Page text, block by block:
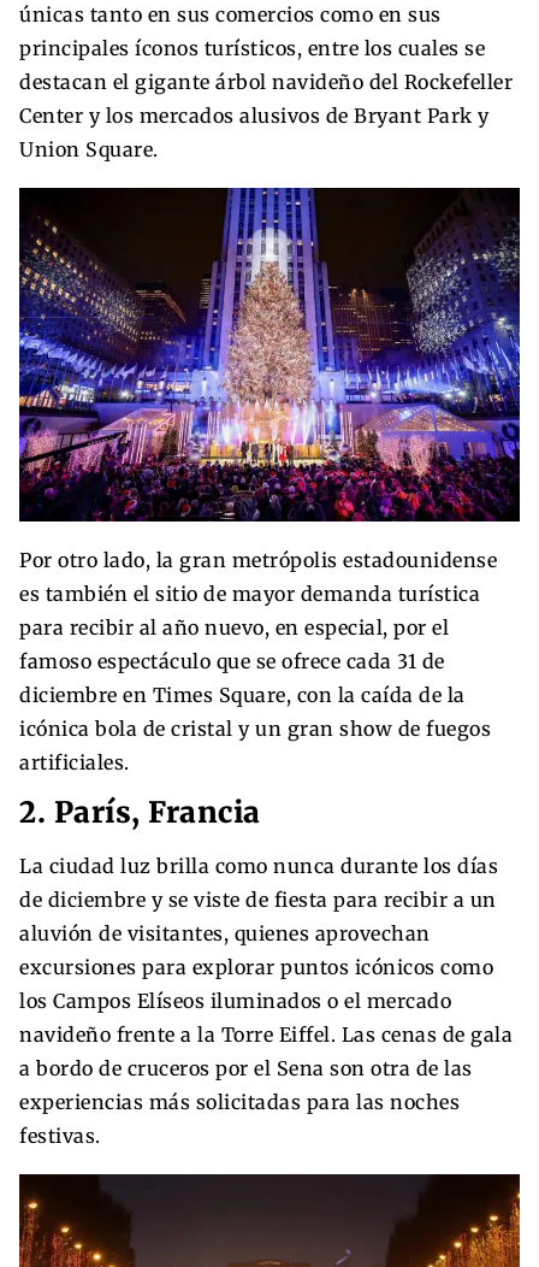
únicas tanto en sus comercios como en sus
principales íconos turísticos, entre los cuales se
destacan el gigante árbol navideño del Rockefeller
Center y los mercados alusivos de Bryant Park y
Union Square.
Por otro lado, la gran metrópolis estadounidense
es también el sitio de mayor demanda turística
para recibir al año nuevo, en especial, por el
famoso espectáculo que se ofrece cada 31 de
diciembre en Times Square, con la caída de la
icónica bola de cristal y un gran show de fuegos
artificiales.
2. París, Francia
La ciudad luz brilla como nunca durante los días
de diciembre y se viste de fiesta para recibir a un
aluvión de visitantes, quienes aprovechan
excursiones para explorar puntos icónicos como
los Campos Elíseos iluminados o el mercado
navideño frente a la Torre Eiffel. Las cenas de gala
a bordo de cruceros por el Sena son otra de las
experiencias más solicitadas para las noches
festivas.